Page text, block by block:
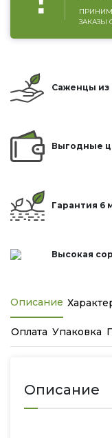
ЗАКАЗЫ
Саженцы из
Выгодные
Гарантия 6
Высокая
Описание
Оплата Упаковка
Описание